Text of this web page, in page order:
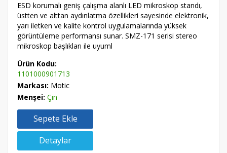
ESD korumalı geniş çalışma alanlı LED mikroskop standı,
üstten ve alttan aydınlatma özellikleri sayesinde elektronik,
yarı iletken ve kalite kontrol uygulamalarında yüksek
görüntüleme performansı sunar. SMZ-171 serisi stereo
mikroskop başlıkları ile uyuml
Ürün Kodu:
1101000901713
Markası: Motic
Menşei: Çin
Sepete Ekle
Detaylar